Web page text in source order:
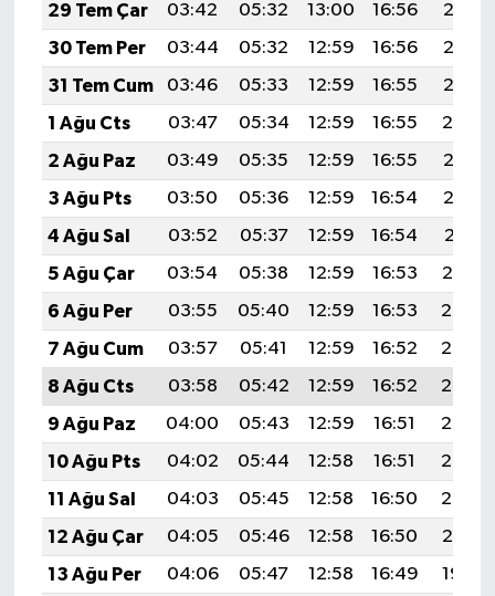
29 Tem Çar
03:42 05:32 13:00 16:56
20:18
30 Tem Per
03:44 05:32 12:59 16:56
20:17
31 Tem Cum
03:46 05:33 12:59 16:55
20:15
1 Ağu Cts
03:47 05:34 12:59 16:55
20:14
2 Ağu Paz
03:49 05:35 12:59 16:55
20:13
3 Ağu Pts
03:50 05:36 12:59 16:54
20:12
4 Ağu Sal
03:52 05:37 12:59 16:54
20:11
5 Ağu Çar
03:54 05:38 12:59 16:53
20:10
6 Ağu Per
03:55 05:40 12:59 16:53
20:08
7 Ağu Cum
03:57 05:41 12:59 16:52
20:07
8 Ağu Cts
03:58 05:42 12:59 16:52
20:06
9 Ağu Paz
04:00 05:43 12:59 16:51
20:05
10 Ağu Pts
04:02 05:44 12:58 16:51
20:03
11 Ağu Sal
04:03 05:45 12:58 16:50
20:02
12 Ağu Çar
04:05 05:46 12:58 16:50
20:01
13 Ağu Per
04:06 05:47 12:58 16:49
19:59